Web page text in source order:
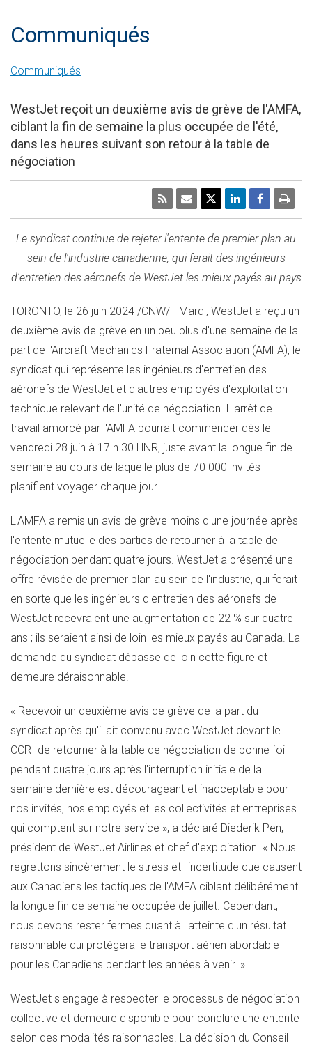
Communiqués
Communiqués
WestJet reçoit un deuxième avis de grève de l'AMFA,
ciblant la fin de semaine la plus occupée de l'été,
dans les heures suivant son retour à la table de
négociation
Le syndicat continue de rejeter l'entente de premier plan au
sein de l'industrie canadienne, qui ferait des ingénieurs
d'entretien des aéronefs de WestJet les mieux payés au pays
TORONTO, le 26 juin 2024 /CNW/ - Mardi, WestJet a reçu un
deuxième avis de grève en un peu plus d'une semaine de la
part de l'Aircraft Mechanics Fraternal Association (AMFA), le
syndicat qui représente les ingénieurs d'entretien des
aéronefs de WestJet et d'autres employés d'exploitation
technique relevant de l'unité de négociation. L'arrêt de
travail amorcé par l'AMFA pourrait commencer dès le
vendredi 28 juin à 17 h 30 HNR, juste avant la longue fin de
semaine au cours de laquelle plus de 70 000 invités
planifient voyager chaque jour.
L'AMFA a remis un avis de grève moins d'une journée après
l'entente mutuelle des parties de retourner à la table de
négociation pendant quatre jours. WestJet a présenté une
offre révisée de premier plan au sein de l'industrie, qui ferait
en sorte que les ingénieurs d'entretien des aéronefs de
WestJet recevraient une augmentation de 22 % sur quatre
ans ; ils seraient ainsi de loin les mieux payés au Canada. La
demande du syndicat dépasse de loin cette figure et
demeure déraisonnable.
« Recevoir un deuxième avis de grève de la part du
syndicat après qu'il ait convenu avec WestJet devant le
CCRI de retourner à la table de négociation de bonne foi
pendant quatre jours après l'interruption initiale de la
semaine dernière est décourageant et inacceptable pour
nos invités, nos employés et les collectivités et entreprises
qui comptent sur notre service », a déclaré Diederik Pen,
président de WestJet Airlines et chef d'exploitation. « Nous
regrettons sincèrement le stress et l'incertitude que causent
aux Canadiens les tactiques de l'AMFA ciblant délibérément
la longue fin de semaine occupée de juillet. Cependant,
nous devons rester fermes quant à l'atteinte d'un résultat
raisonnable qui protégera le transport aérien abordable
pour les Canadiens pendant les années à venir. »
WestJet s'engage à respecter le processus de négociation
collective et demeure disponible pour conclure une entente
selon des modalités raisonnables. La décision du Conseil